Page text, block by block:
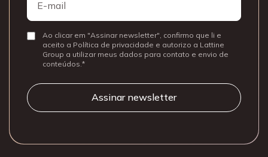
mail
ConsentirAo clicar em "Assinar newsletter", confirmo que li e
aceito a Política de privacidade e autorizo a Lattine
Group a utilizar meus dados para contato e envio de
conteúdos.